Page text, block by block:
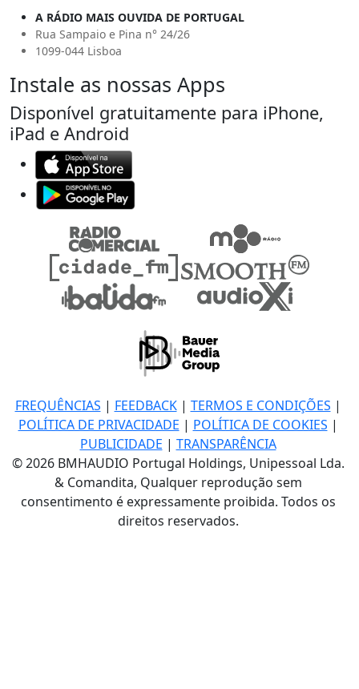
A RÁDIO MAIS OUVIDA DE PORTUGAL
Rua Sampaio e Pina n° 24/26
1099-044 Lisboa
Instale as nossas Apps
Disponível gratuitamente para iPhone,
iPad e Android
FREQUÊNCIAS | FEEDBACK| TERMOS E CONDIÇÕES |
POLÍTICA DE PRIVACIDADE | POLÍTICA DE COOKIES |
PUBLICIDADE | TRANSPARÊNCIA
© 2026 BMHAUDIO Portugal Holdings, Unipessoal Lda.
& Comandita, Qualquer reprodução sem
consentimento é expressamente proibida. Todos os
direitos reservados.